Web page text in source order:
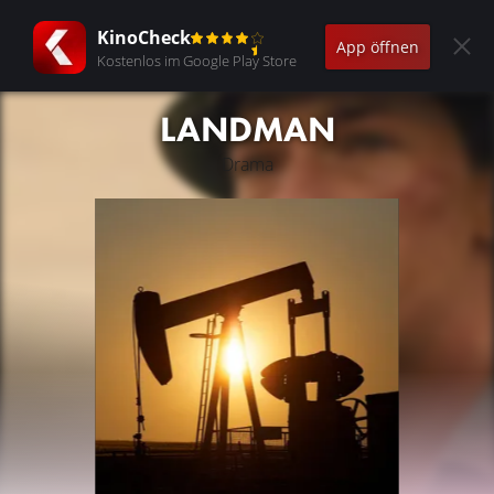
KinoCheck
Kostenlos im Google Play Store
App öffnen
LANDMAN
Drama